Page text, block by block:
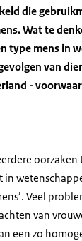
die
Wat te
type mens in
van
-
Veel
van
een zo